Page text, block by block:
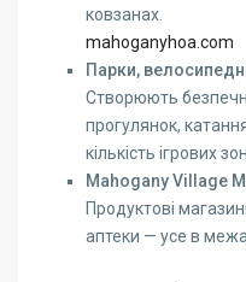
ковзанах.
mahoganyhoa.com
Парки,
Створюють
прогулянок,
кількість ігрових зон.
Mahogany Village
Продуктові
аптеки — усе в